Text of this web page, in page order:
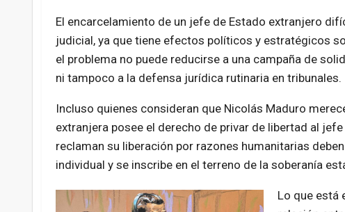
El encarcelamiento de un jefe de Estado extranjero
judicial, ya que tiene efectos políticos y estratégicos
el problema no puede reducirse a una campaña de
ni tampoco a la defensa jurídica rutinaria en tribunales.
Incluso quienes consideran que Nicolás Maduro
extranjera posee el derecho de privar de libertad al
reclaman su liberación por razones humanitarias
individual y se inscribe en el terreno de la soberanía
Lo que está